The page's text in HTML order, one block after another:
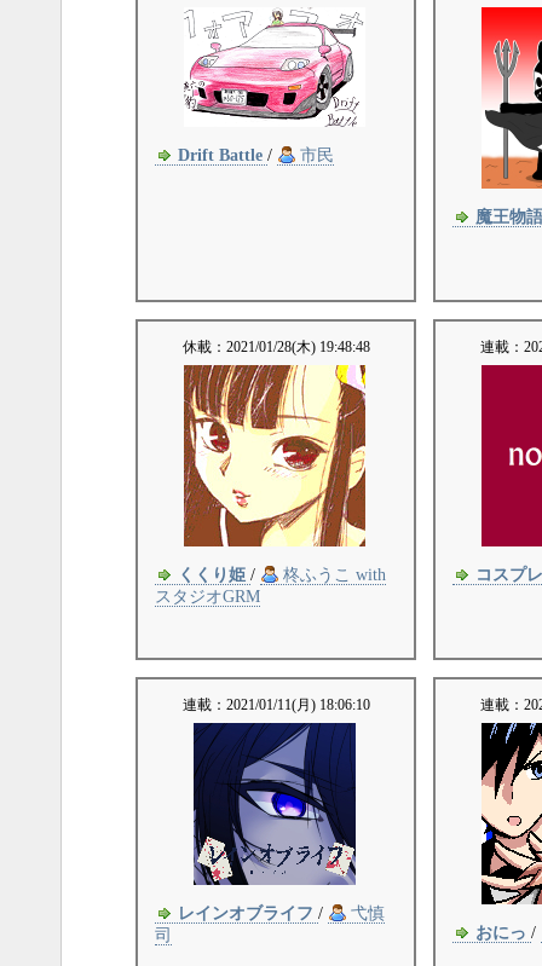
Drift Battle / 市民
魔王物
休載： 2021/01/28(木) 19:48:48
くくり姫 /
柊ふうこ with
スタジオGRM
連載：
コスプ
連載： 2021/01/11(月) 18:06:10
レインオブライフ /
弋慎
司
連載：
おにっ /